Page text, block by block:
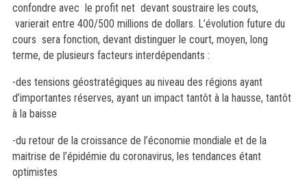
confondre avec le profit net devant soustraire les couts,
varierait entre 400/500 millions de dollars. L’évolution future du
cours sera fonction, devant distinguer le court, moyen, long
terme, de plusieurs facteurs interdépendants :
-des tensions géostratégiques au niveau des régions ayant
d’importantes réserves, ayant un impact tantôt à la hausse, tantôt
à la baisse
-du retour de la croissance de l’économie mondiale et de la
maitrise de l’épidémie du coronavirus, les tendances étant
optimistes